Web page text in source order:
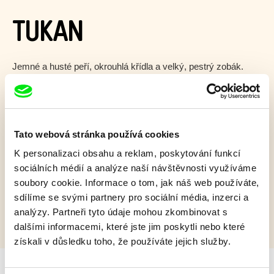
Tato webová stránka používá cookies
K personalizaci obsahu a reklam, poskytování funkcí
sociálních médií a analýze naší návštěvnosti využíváme
soubory cookie. Informace o tom, jak náš web používáte,
sdílíme se svými partnery pro sociální média, inzerci a
analýzy. Partneři tyto údaje mohou zkombinovat s
dalšími informacemi, které jste jim poskytli nebo které
získali v důsledku toho, že používáte jejich služby.
TUKAN
Jemné a husté peří, okrouhlá křídla a velký, pestrý zobák.
Film bohužel není dostupný :(
Omlouváme se, ale tento titul není ve vaší zemi k
dispozici.